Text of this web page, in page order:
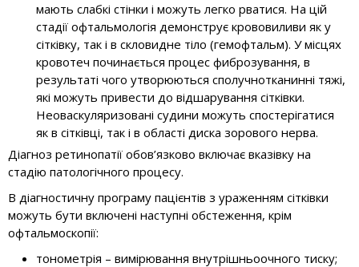
мають слабкі стінки і можуть легко рватися. На цій
стадії офтальмологія демонструє крововиливи як у
сітківку, так і в скловидне тіло (гемофтальм). У місцях
кровотеч починається процес фиброзування, в
результаті чого утворюються сполучнотканинні тяжі,
які можуть привести до відшарування сітківки.
Неоваскуляризовані судини можуть спостерігатися
як в сітківці, так і в області диска зорового нерва.
Діагноз ретинопатії обов’язково включає вказівку на
стадію патологічного процесу.
В діагностичну програму пацієнтів з ураженням сітківки
можуть бути включені наступні обстеження, крім
офтальмоскопії:
тонометрія – вимірювання внутрішньоочного тиску;